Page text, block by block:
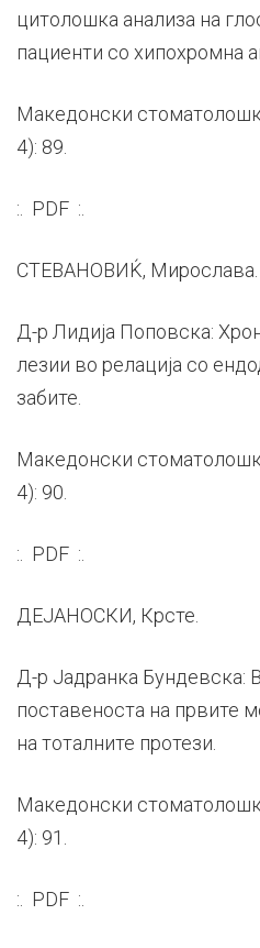
цитолошка анализа на
пациенти со хипохромна
Македонски
4): 89.
:. PDF :.
СТЕВАНОВИЌ, Мирослава.
Д-р Лидија Поповска:
лезии во релација со
забите.
Македонски
4): 90.
:. PDF :.
ДЕЈАНОСКИ, Крсте.
Д-р Јадранка Бундевска:
поставеноста на првите
на тоталните протези.
Македонски
4): 91.
:. PDF :.